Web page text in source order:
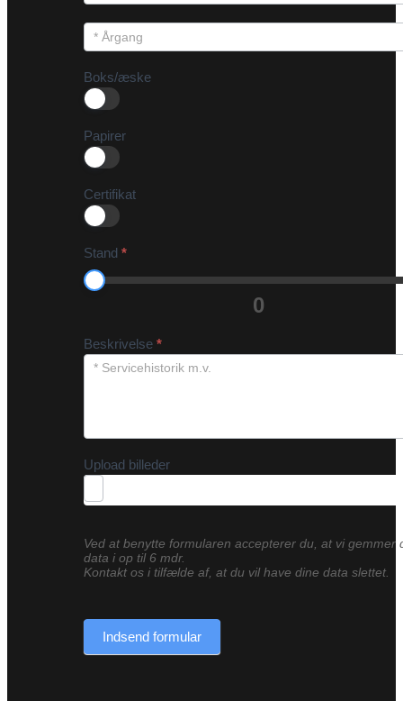
Boks/æske
Papirer
Certifikat
Stand *
0
Beskrivelse *
Upload billeder
Ved at benytte formularen accepterer du, at vi gemmer
data i op til 6 mdr.
Kontakt os i tilfælde af, at du vil have dine data slettet.
Indsend formular